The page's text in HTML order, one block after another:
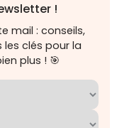
!
mail : conseils,
clés pour la
plus ! 🎯